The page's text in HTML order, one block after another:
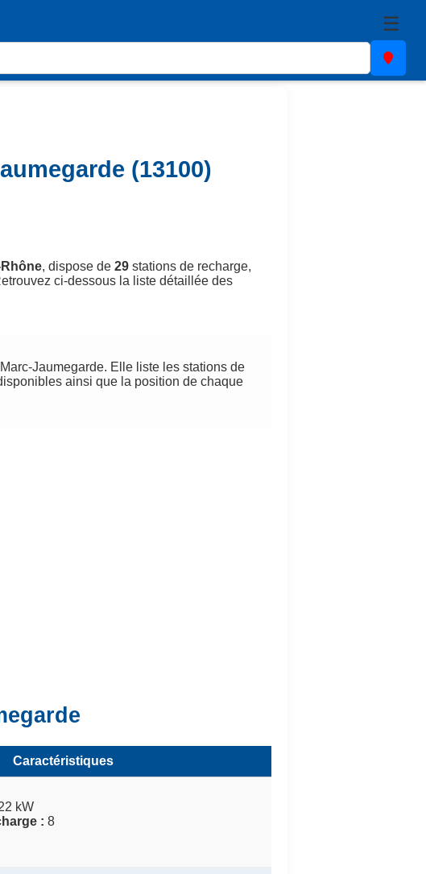
☰
(13100)
, dispose de 29 stations de recharge,
ci-dessous la liste détaillée des
Jaumegarde. Elle liste les stations de
ainsi que la position de chaque
Caractéristiques
kW
: 8